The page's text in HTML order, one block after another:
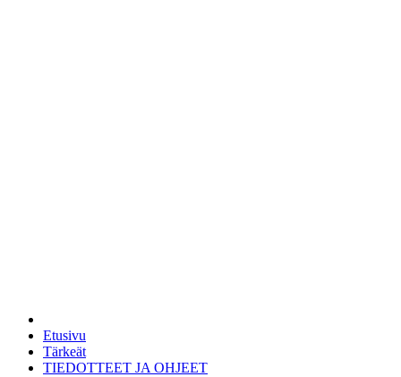
Etusivu
Tärkeät
TIEDOTTEET JA OHJEET